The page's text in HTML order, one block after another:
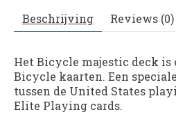
Beschrijving Reviews (0)
Het Bicycle majestic deck is
Bicycle kaarten. Een
tussen de United States
Elite Playing cards.